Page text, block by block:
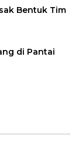
Bentuk Tim
di Pantai